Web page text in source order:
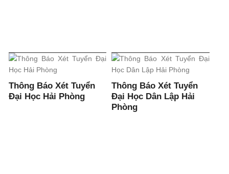
Thông Báo Xét Tuyển
Đại Học Hải Phòng
Thông Báo Xét Tuyển
Đại Học Dân Lập Hải
Phòng